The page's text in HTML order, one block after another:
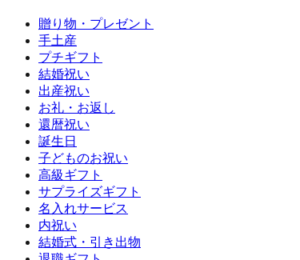
贈り物・プレゼント
手土産
プチギフト
結婚祝い
出産祝い
お礼・お返し
還暦祝い
誕生日
子どものお祝い
高級ギフト
サプライズギフト
名入れサービス
内祝い
結婚式・引き出物